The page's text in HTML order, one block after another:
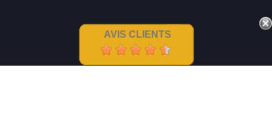
AVIS CLIENTS